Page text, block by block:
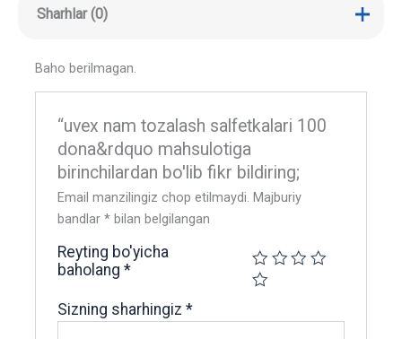
Sharhlar (0)
Baho berilmagan.
“uvex nam tozalash salfetkalari 100
dona&rdquo mahsulotiga
birinchilardan bo'lib fikr bildiring;
Email manzilingiz chop etilmaydi. Majburiy
bandlar* bilan belgilangan
Reyting bo'yicha
baholang*
Sizning sharhingiz*